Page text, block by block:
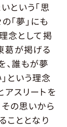
という「思
「夢」にも
念として掲
葛が掲げる
、誰もが夢
という理念
アスリートを
の思いから
こととなり